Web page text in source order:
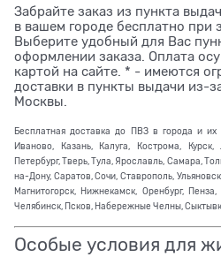
Забрайте заказ из пункта
в вашем городе бесплатно при
Выберите удобный для Вас
оформлении заказа. Оплата
картой на сайте. * - имеются
доставки в пункты выдачи из-
Москвы.
Бесплатная доставка до ПВЗ в города и их
Иваново, Казань, Калуга, Кострома,
Петербург, Тверь, Тула, Ярославль, Самара,
на-Дону, Саратов, Сочи, Ставрополь,
Магнитогорск, Нижнекамск, Оренбург,
Челябинск, Псков, Набережные Челны,
Особые условия для